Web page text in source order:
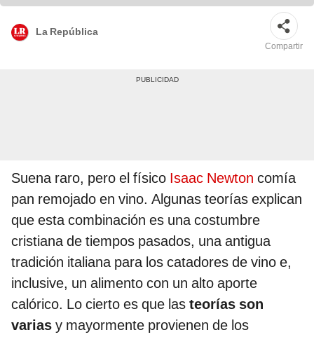
La República
Compartir
Suena raro, pero el físico Isaac Newton comía
pan remojado en vino. Algunas teorías explican
que esta combinación es una costumbre
cristiana de tiempos pasados, una antigua
tradición italiana para los catadores de vino e,
inclusive, un alimento con un alto aporte
calórico. Lo cierto es que las teorías son
varias y mayormente provienen de los